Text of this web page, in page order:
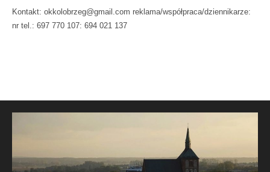
Kontakt: okkolobrzeg@gmail.com reklama/współpraca/dziennikarze:
nr tel.: 697 770 107: 694 021 137